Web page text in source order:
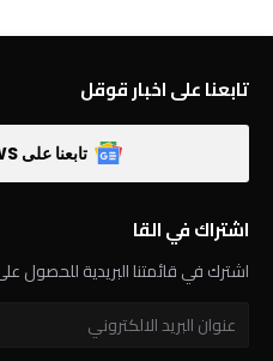
تابعنا على اخبار قوقل
تابعنا على GOOGLE NEWS
اشتراك في القا
اشترك في قائمتنا البريدية للحصول